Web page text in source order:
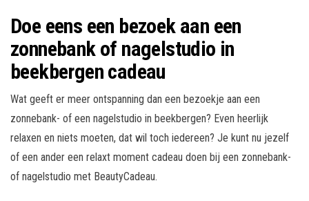
Doe eens een bezoek aan een
zonnebank of nagelstudio in
beekbergen cadeau
Wat geeft er meer ontspanning dan een bezoekje aan een
zonnebank- of een nagelstudio in beekbergen? Even heerlijk
relaxen en niets moeten, dat wil toch iedereen? Je kunt nu jezelf
of een ander een relaxt moment cadeau doen bij een zonnebank-
of nagelstudio met BeautyCadeau.